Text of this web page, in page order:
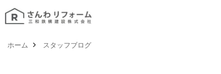
ホーム スタッフブログ